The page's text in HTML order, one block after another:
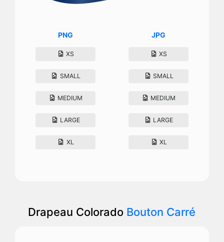
PNG
XS
SMALL
MEDIUM
LARGE
XL
JPG
XS
SMALL
MEDIUM
LARGE
XL
Drapeau Colorado Bouton Carré